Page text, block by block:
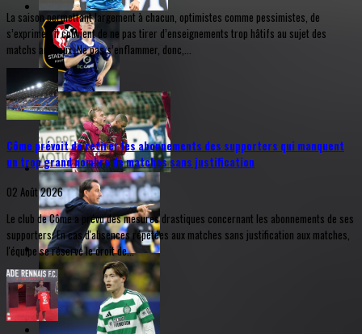
La saison permettant largement à chacun, optimistes comme pessimistes, de
s’exprimer, il convient de ne pas tirer d’enseignements trop hâtifs au sujet des
matchs amicaux. Ne pas s’enflammer, donc,...
Côme prévoit de retirer les abonnements des supporters qui manquent
un trop grand nombre de matches sans justification
02 Août 2026
Le club de Côme a prévu des mesures drastiques concernant les abonnements de ses
supporters. En cas d'absences répétées aux matches sans justification aux matches,
l'équipe se réserve le droit de...